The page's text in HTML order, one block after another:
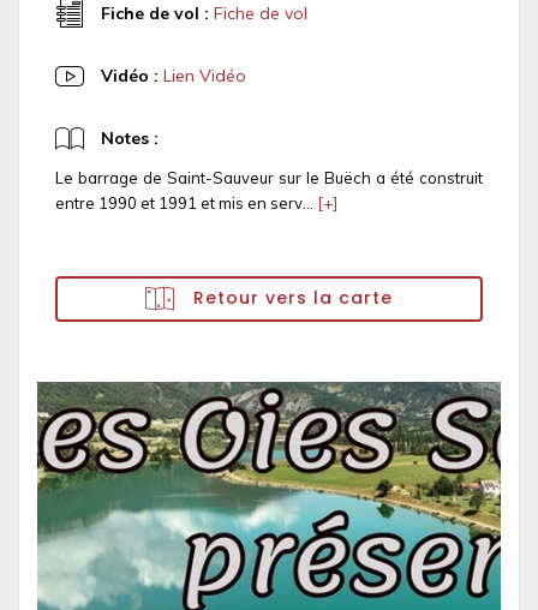
Fiche de vol : Fiche de vol
Vidéo : Lien Vidéo
Notes :
Le barrage de Saint-Sauveur sur le Buëch a été construit
entre 1990 et 1991 et mis en serv... [+]
Retour vers la carte